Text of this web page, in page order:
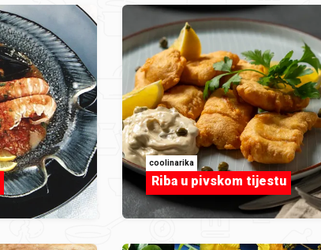
coolinarika
Riba u pivskom tijestu